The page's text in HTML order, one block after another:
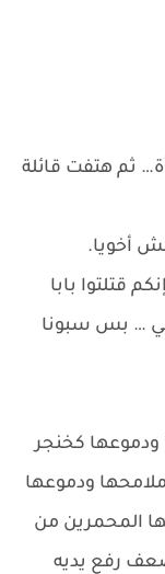
ثم هتفت قائلة
أخويا.
قتلتوا بابا
… بس سبونا
كخنجر
ودموعها
المحمرين من
ضعف رفع يديه